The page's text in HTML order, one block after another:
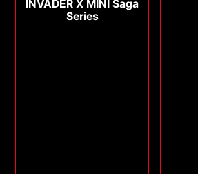
INVADER X MINI Saga
Series